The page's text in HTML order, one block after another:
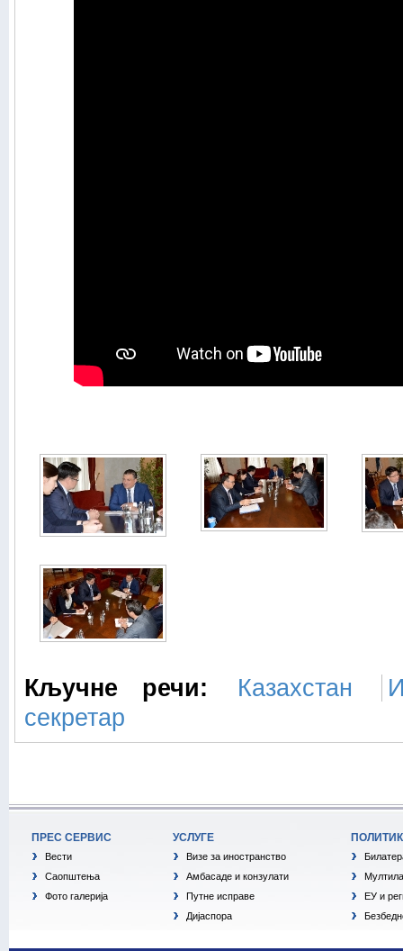
Кључне речи: Казахстан
секретар
ПРЕС СЕРВИС
Вести
Саопштења
Фото галерија
УСЛУГЕ
Визе за иностранство
Амбасаде и конзулати
Путне исправе
Дијаспора
ЕУ и